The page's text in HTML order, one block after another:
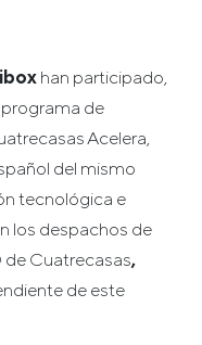
han participado,
de
Acelera,
del mismo
tecnológica e
los despachos de
de Cuatrecasas,
de este